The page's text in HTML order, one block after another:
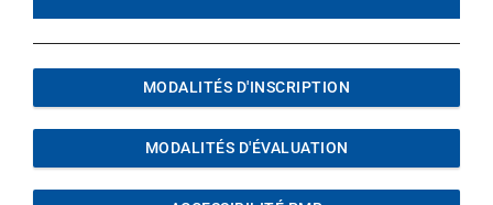
MODALITÉS D'INSCRIPTION
MODALITÉS D'ÉVALUATION